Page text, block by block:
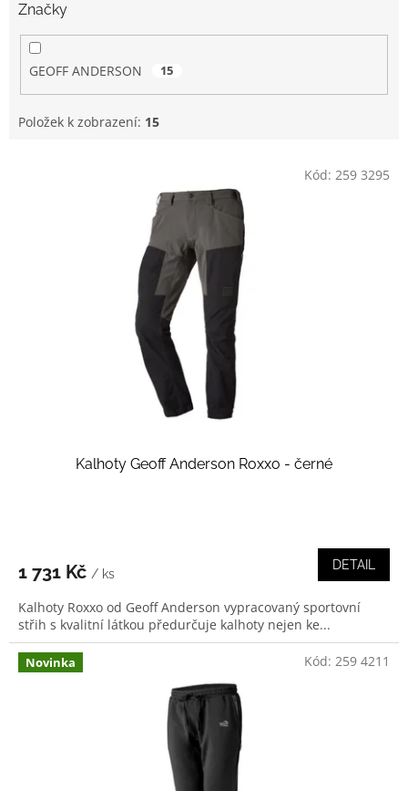
Značky
GEOFF ANDERSON 15
Položek k zobrazení: 15
Kalhoty Geoff Anderson Roxxo - černé
1 731 Kč / ks
DETAIL
Kalhoty Roxxo od Geoff Anderson vypracovaný sportovní
střih s kvalitní látkou předurčuje kalhoty nejen ke...
Kód: 259 3295
Novinka Kód: 259 4211